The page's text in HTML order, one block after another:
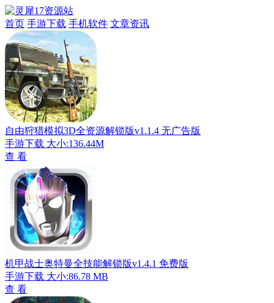
首页 手游下载 手机软件 文章资讯
自由狩猎模拟3D全资源解锁版v1.1.4 无广告版
手游下载 大小:136.44M
查 看
机甲战士奥特曼全技能解锁版v1.4.1 免费版
手游下载 大小:86.78 MB
查 看